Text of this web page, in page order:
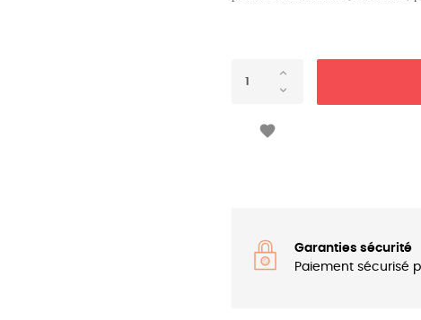

Garanties sécurité
Paiement sécurisé